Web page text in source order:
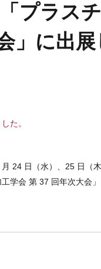
プラス
」に出展
た。
24 日（水）、25 日（
学会 第 37 回年次大会